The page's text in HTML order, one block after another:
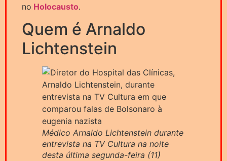
no Holocausto.
Quem é Arnaldo
Lichtenstein
Médico Arnaldo Lichtenstein durante
entrevista na TV Cultura na noite
desta última segunda-feira (11)